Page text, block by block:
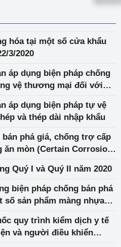
hóa tại một số cửa khẩu
3/2020
áp dụng biện pháp chống
vệ thương mại đối với
áp dụng biện pháp tự vệ
và thép dài nhập khẩu
bán phá giá, chống trợ cấp
mòn (Certain Corrosion-
Quý I và Quý II năm 2020
biện pháp chống bán phá
sản phẩm màng nhựa
quy trình kiểm dịch y tế
và người điều khiển